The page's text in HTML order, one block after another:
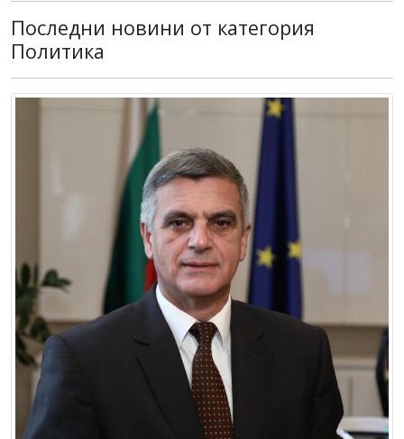
Последни новини от категория
Политика